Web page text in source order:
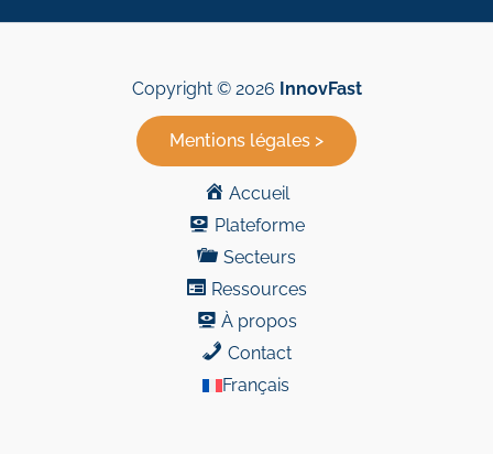
Copyright © 2026 InnovFast
Mentions légales >
Accueil
Plateforme
Secteurs
Ressources
À propos
Contact
Français